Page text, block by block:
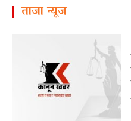
ताजा न्यूज